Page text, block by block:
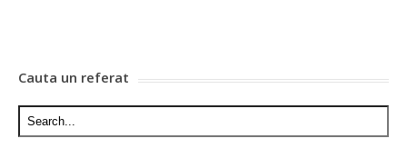
Cauta un referat